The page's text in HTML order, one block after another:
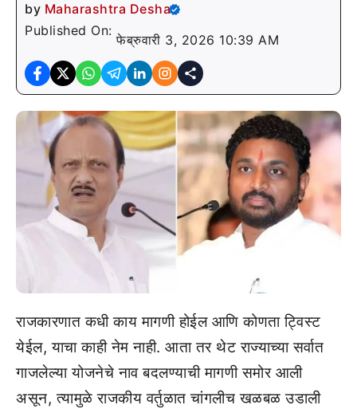
by Maharashtra Desha
Published On:
फेब्रुवारी 3, 2026 10:39 AM
राजकारणात कधी काय मागणी होईल आणि कोणता ट्विस्ट
येईल, याचा काही नेम नाही. आता तर थेट राज्याच्या सर्वात
गाजलेल्या योजनेचे नाव बदलण्याची मागणी समोर आली
असून, त्यामुळे राजकीय वर्तुळात चांगलीच खळबळ उडाली